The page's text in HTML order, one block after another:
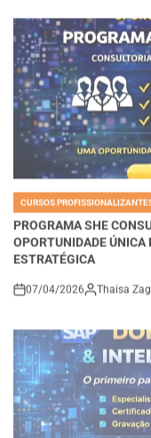
POSTED
IN
CURSOS
PROGRAMA SHE
OPORTUNIDADE ÚNICA
ESTRATÉGICA
07/04/2026